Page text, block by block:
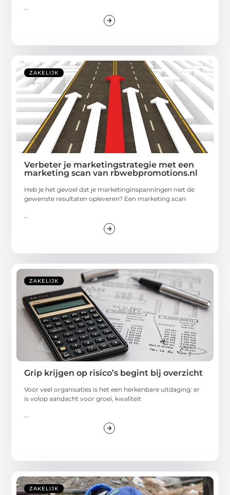
...
ZAKELIJK
Verbeter je marketingstrategie met een
marketing scan van rbwebpromotions.nl
Heb je het gevoel dat je marketinginspanningen niet de
gewenste resultaten opleveren? Een marketing scan
ZAKELIJK
Grip krijgen op risico’s begint bij overzicht
Voor veel organisaties is het een herkenbare uitdaging: er
is volop aandacht voor groei, kwaliteit
...
ZAKELIJK